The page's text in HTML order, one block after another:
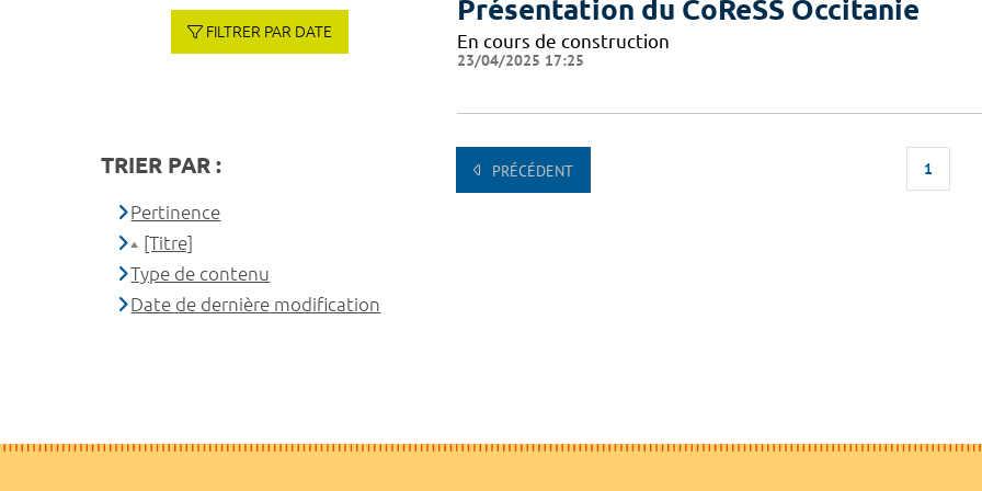
Présentation du CoReSS Occitanie
En cours de construction
23/04/2025 17:25
PRÉCÉDENT 1
FILTRER PAR DATE
TRIER PAR :
Pertinence
[Titre]
Type de contenu
Date de dernière modification